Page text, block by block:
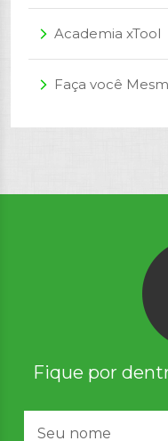
arrow_forward_ios Academia xTool
arrow_forward_ios Faça você
Fique por